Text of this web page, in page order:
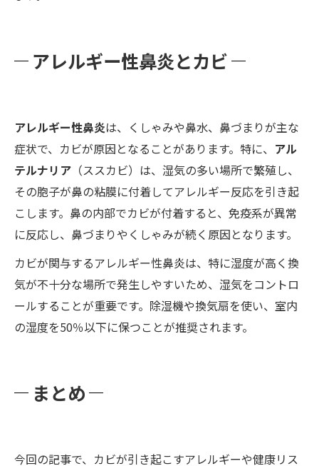
アレルギー性鼻炎とカビ
アレルギー性鼻炎は、くしゃみや鼻水、鼻づまりが主な
症状で、カビが原因となることがあります。特に、 アル
テルナリア （ススカビ）は、湿気の多い場所で繁殖し、
その胞子が鼻の粘膜に付着してアレルギー反応を引き起
こします。鼻の内部でカビが付着すると、免疫系が異常
に反応し、鼻づまりやくしゃみが続く原因となります。
カビが関与するアレルギー性鼻炎は、特に湿度が高く換
気が不十分な場所で発生しやすいため、湿気をコントロ
ールすることが重要です。除湿機や換気扇を使い、室内
の湿度を50％以下に保つことが推奨されます。
まとめ
今回の記事で、カビが引き起こすアレルギーや健康リス